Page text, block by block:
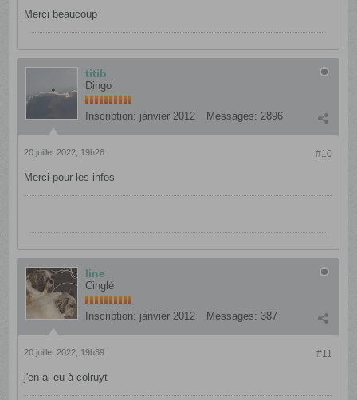
Merci beaucoup
titib
Dingo
Inscription: janvier 2012 Messages: 2896
#10
20 juillet 2022, 19h26
Merci pour les infos
line
Cinglé
Inscription: janvier 2012 Messages: 387
#11
20 juillet 2022, 19h39
j'en ai eu à colruyt